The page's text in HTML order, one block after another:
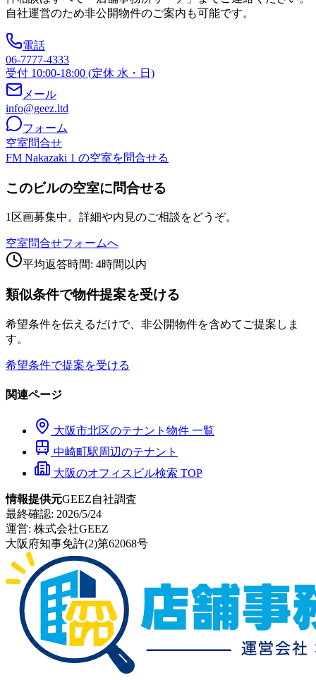
自社運営のため非公開物件のご案内も可能です。
電話
06-7777-4333
受付 10:00-18:00 (定休 水・日)
メール
info@geez.ltd
フォーム
空室問合せ
FM Nakazaki 1 の空室を問合せる
このビルの空室に問合せる
1区画募集中。詳細や内見のご相談をどうぞ。
空室問合せフォームへ
平均返答時間: 4時間以内
類似条件で物件提案を受ける
希望条件を伝えるだけで、非公開物件を含めてご提案しま
す。
希望条件で提案を受ける
関連ページ
大阪市北区のテナント物件 一覧
中崎町駅周辺のテナント
大阪のオフィスビル検索 TOP
情報提供元GEEZ自社調査
最終確認: 2026/5/24
運営: 株式会社GEEZ
大阪府知事免許(2)第62068号